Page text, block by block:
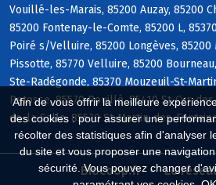
Afin de vous offrir la meilleure
des cookies : pour assurer une
récolter des statistiques afin d'analyser
du site et vous proposer une
sécurité. Vous pouvez changer
Vouillé-les-Marais, 85200 Auzay, 85200
85200 Fontenay-le-Comte, 85200 L,
Poiré s/Velluire, 85200 Longèves, 85200
Pissotte, 85770 Velluire, 85200
Ste-Radégonde, 85370 Mouzeuil-St-
Petosse, 85570 Pouillé, 85410 St-Cyr-
de-la-Salle, 85570 St-Martin-des-
Biocoop.fr Le